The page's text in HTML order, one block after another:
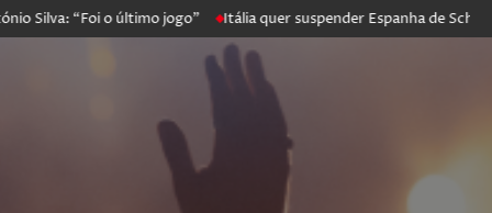
“Foi o último jogo” Itália quer suspender Espanha de Schengen.